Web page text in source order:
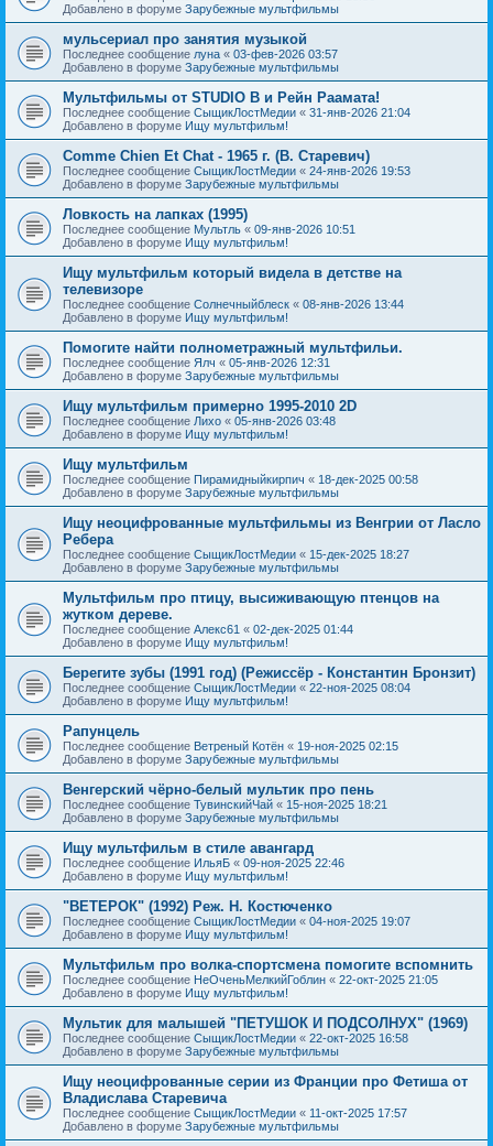
Добавлено в форуме Зарубежные мультфильмы
мульсериал про занятия музыкой
Последнее сообщение луна « 03-фев-2026 03:57
Добавлено в форуме Зарубежные мультфильмы
Мультфильмы от STUDIO B и Рейн Раамата!
Последнее сообщение СыщикЛостМедии « 31-янв-2026 21:04
Добавлено в форуме Ищу мультфильм!
Comme Chien Et Chat - 1965 г. (В. Старевич)
Последнее сообщение СыщикЛостМедии « 24-янв-2026 19:53
Добавлено в форуме Зарубежные мультфильмы
Ловкость на лапках (1995)
Последнее сообщение Мультль « 09-янв-2026 10:51
Добавлено в форуме Ищу мультфильм!
Ищу мультфильм который видела в детстве на
телевизоре
Последнее сообщение Солнечныйблеск « 08-янв-2026 13:44
Добавлено в форуме Ищу мультфильм!
Помогите найти полнометражный мультфильи.
Последнее сообщение Ялч « 05-янв-2026 12:31
Добавлено в форуме Зарубежные мультфильмы
Ищу мультфильм примерно 1995-2010 2D
Последнее сообщение Лихо « 05-янв-2026 03:48
Добавлено в форуме Ищу мультфильм!
Ищу мультфильм
Последнее сообщение Пирамидныйкирпич « 18-дек-2025 00:58
Добавлено в форуме Зарубежные мультфильмы
Ищу неоцифрованные мультфильмы из Венгрии от Ласло
Ребера
Последнее сообщение СыщикЛостМедии « 15-дек-2025 18:27
Добавлено в форуме Зарубежные мультфильмы
Мультфильм про птицу, высиживающую птенцов на
жутком дереве.
Последнее сообщение Алекс61 « 02-дек-2025 01:44
Добавлено в форуме Ищу мультфильм!
Берегите зубы (1991 год) (Режиссёр - Константин Бронзит)
Последнее сообщение СыщикЛостМедии « 22-ноя-2025 08:04
Добавлено в форуме Ищу мультфильм!
Рапунцель
Последнее сообщение Ветреный Котён « 19-ноя-2025 02:15
Добавлено в форуме Зарубежные мультфильмы
Венгерский чёрно-белый мультик про пень
Последнее сообщение ТувинскийЧай « 15-ноя-2025 18:21
Добавлено в форуме Зарубежные мультфильмы
Ищу мультфильм в стиле авангард
Последнее сообщение ИльяБ « 09-ноя-2025 22:46
Добавлено в форуме Ищу мультфильм!
"ВЕТЕРОК" (1992) Реж. Н. Костюченко
Последнее сообщение СыщикЛостМедии « 04-ноя-2025 19:07
Добавлено в форуме Ищу мультфильм!
Мультфильм про волка-спортсмена помогите вспомнить
Последнее сообщение НеОченьМелкийГоблин « 22-окт-2025 21:05
Добавлено в форуме Ищу мультфильм!
Мультик для малышей "ПЕТУШОК И ПОДСОЛНУХ" (1969)
Последнее сообщение СыщикЛостМедии « 22-окт-2025 16:58
Добавлено в форуме Зарубежные мультфильмы
Ищу неоцифрованные серии из Франции про Фетиша от
Владислава Старевича
Последнее сообщение СыщикЛостМедии « 11-окт-2025 17:57
Добавлено в форуме Зарубежные мультфильмы